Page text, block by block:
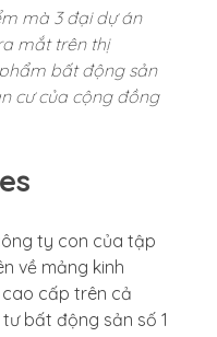
mà 3 đại dự án
mắt trên thị
bất động sản
cư của cộng đồng
ty con của tập
về mảng kinh
cấp trên cả
bất động sản số 1